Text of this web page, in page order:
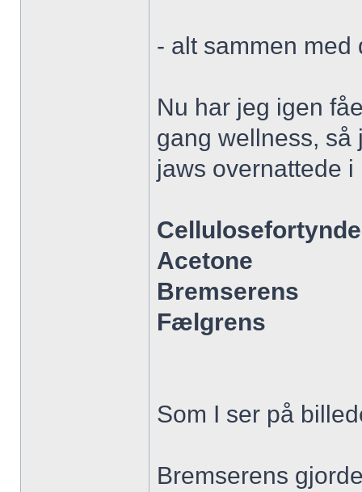
- alt sammen med
Nu har jeg igen
gang wellness, så
jaws overnattede
Acetone
Bremserens
Fælgrens
Som I ser på
Bremserens